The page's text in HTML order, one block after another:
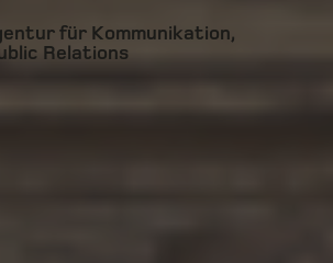
für Kommunikation,
Relations